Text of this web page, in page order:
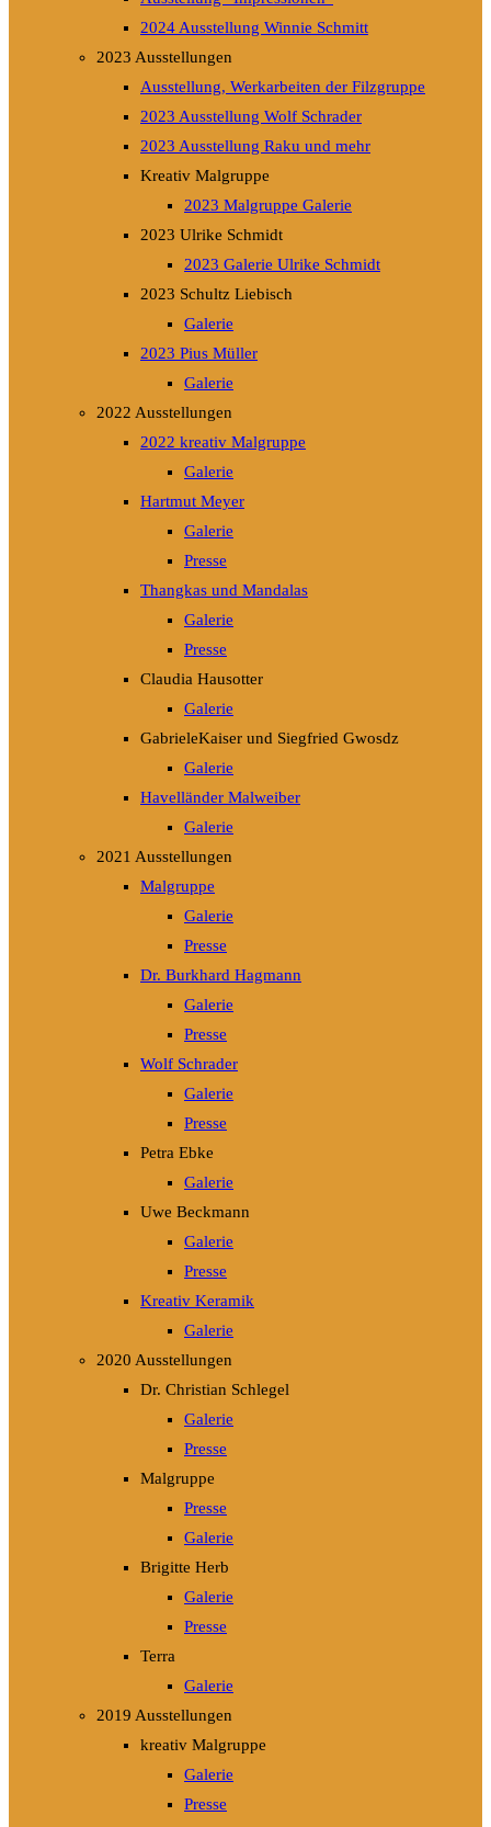
2024 Ausstellung Winnie Schmitt
2023 Ausstellungen
Ausstellung, Werkarbeiten der Filzgruppe
2023 Ausstellung Wolf Schrader
2023 Ausstellung Raku und mehr
Kreativ Malgruppe
2023 Malgruppe Galerie
2023 Ulrike Schmidt
2023 Galerie Ulrike Schmidt
2023 Schultz Liebisch
Galerie
2023 Pius Müller
Galerie
2022 Ausstellungen
2022 kreativ Malgruppe
Galerie
Hartmut Meyer
Galerie
Presse
Thangkas und Mandalas
Galerie
Presse
Claudia Hausotter
Galerie
GabrieleKaiser und Siegfried Gwosdz
Galerie
Havelländer Malweiber
Galerie
2021 Ausstellungen
Malgruppe
Galerie
Presse
Dr. Burkhard Hagmann
Galerie
Presse
Wolf Schrader
Galerie
Presse
Petra Ebke
Galerie
Uwe Beckmann
Galerie
Presse
Kreativ Keramik
Galerie
2020 Ausstellungen
Dr. Christian Schlegel
Galerie
Presse
Malgruppe
Presse
Galerie
Brigitte Herb
Galerie
Presse
Terra
Galerie
2019 Ausstellungen
kreativ Malgruppe
Galerie
Presse